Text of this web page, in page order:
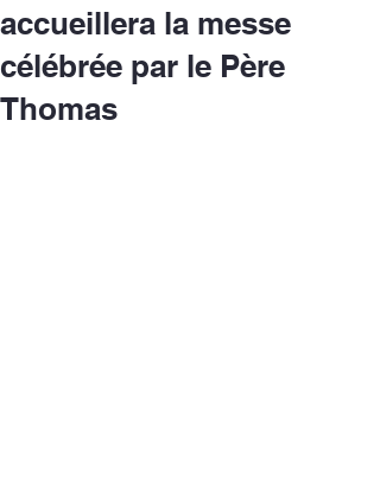
accueillera la messe
célébrée par le Père
Thomas